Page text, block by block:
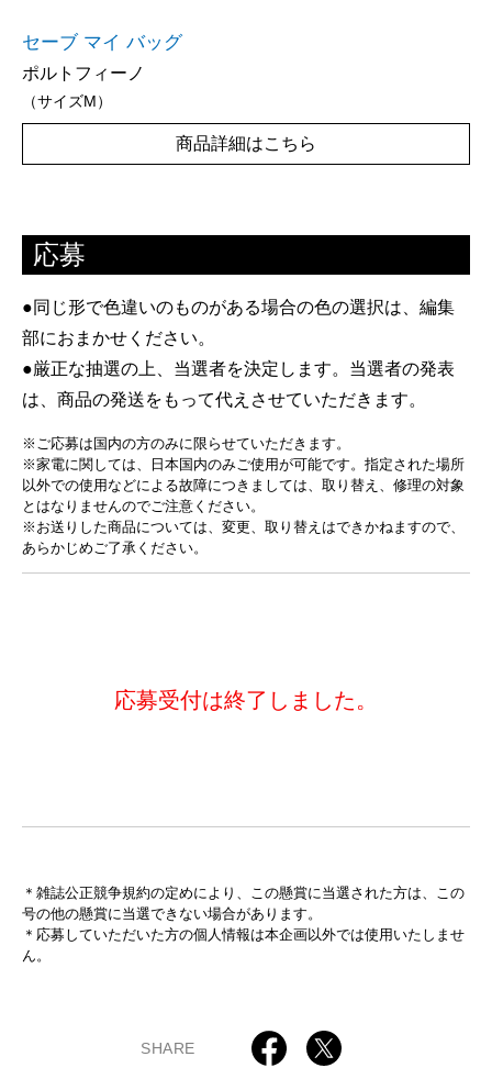
セーブ マイ バッグ
ポルトフィーノ
（サイズM）
商品詳細はこちら
応募
●同じ形で色違いのものがある場合の色の選択は、編集
部におまかせください。
●厳正な抽選の上、当選者を決定します。当選者の発表
は、商品の発送をもって代えさせていただきます。
※ご応募は国内の方のみに限らせていただきます。
※家電に関しては、日本国内のみご使用が可能です。指定された場所
以外での使用などによる故障につきましては、取り替え、修理の対象
とはなりませんのでご注意ください。
※お送りした商品については、変更、取り替えはできかねますので、
あらかじめご了承ください。
応募受付は終了しました。
＊雑誌公正競争規約の定めにより、この懸賞に当選された方は、この
号の他の懸賞に当選できない場合があります。
＊応募していただいた方の個人情報は本企画以外では使用いたしませ
ん。
SHARE